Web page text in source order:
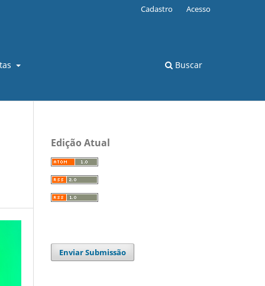
Buscar
Cadastro Acesso
Edição Atual
Enviar Submissão